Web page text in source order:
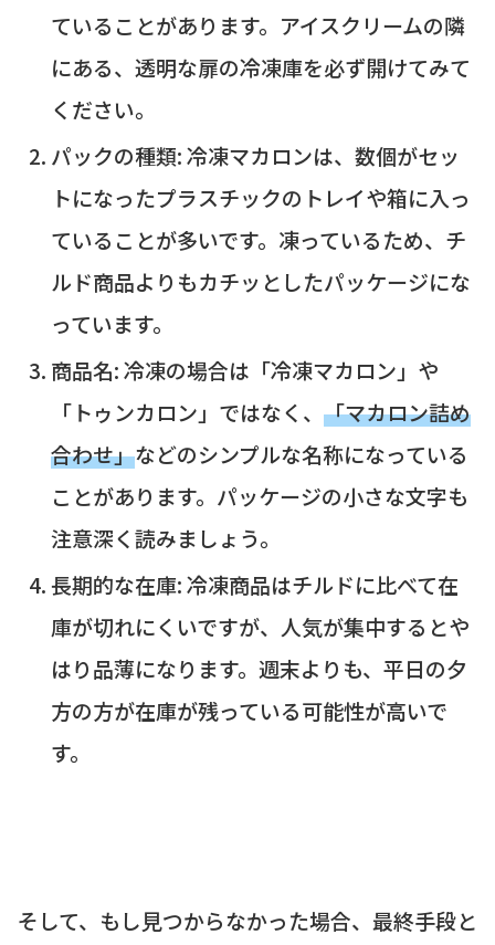
ていることがあります。アイスクリームの隣
にある、透明な扉の冷凍庫を必ず開けてみて
ください。
パックの種類: 冷凍マカロンは、数個がセッ
トになったプラスチックのトレイや箱に入っ
ていることが多いです。凍っているため、チ
ルド商品よりもカチッとしたパッケージにな
っています。
商品名: 冷凍の場合は「冷凍マカロン」や
「トゥンカロン」ではなく、 「マカロン詰め
合わせ」などのシンプルな名称になっている
ことがあります。パッケージの小さな文字も
注意深く読みましょう。
長期的な在庫: 冷凍商品はチルドに比べて在
庫が切れにくいですが、人気が集中するとや
はり品薄になります。週末よりも、平日の夕
方の方が在庫が残っている可能性が高いで
す。
そして、もし見つからなかった場合、最終手段と